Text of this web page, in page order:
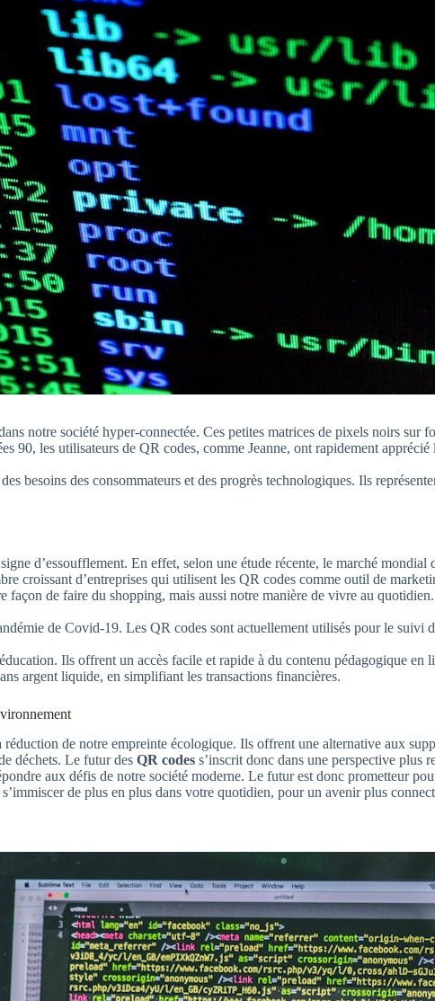
notre société hyper-connectée. Ces petites matrices de pixels noirs sur
90, les utilisateurs de QR codes, comme Jeanne, ont rapidement
besoins des consommateurs et des progrès technologiques. Ils
d’essoufflement. En effet, selon une étude récente, le marché
croissant d’entreprises qui utilisent les QR codes comme outil de
façon de faire du shopping, mais aussi notre manière de vivre au
de Covid-19. Les QR codes sont actuellement utilisés pour le suivi
Ils offrent un accès facile et rapide à du contenu pédagogique en
argent liquide, en simplifiant les transactions financières.
de notre empreinte écologique. Ils offrent une alternative aux
déchets. Le futur des QR codes s’inscrit donc dans une perspective plus
aux défis de notre société moderne. Le futur est donc prometteur
de plus en plus dans votre quotidien, pour un avenir plus